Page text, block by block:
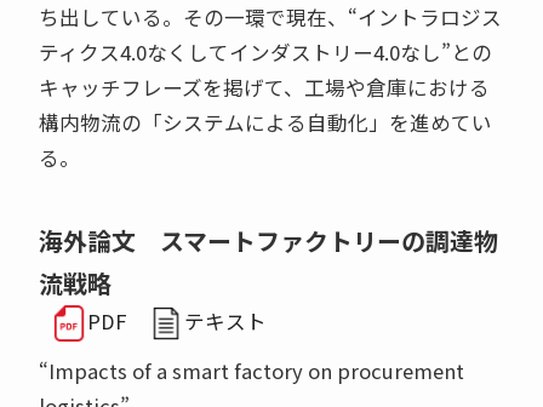
ち出している。その一環で現在、“イントラロジス
ティクス4.0なくしてインダストリー4.0なし”との
キャッチフレーズを掲げて、工場や倉庫における
構内物流の「システムによる自動化」を進めてい
る。
海外論文 スマートファクトリーの調達物
流戦略
PDF
テキスト
“Impacts of a smart factory on procurement